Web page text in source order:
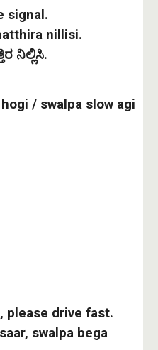
signal.
nillisi.
ನಿಲ್ಲಿಸಿ.
/ swalpa slow agi
please drive fast.
swalpa bega